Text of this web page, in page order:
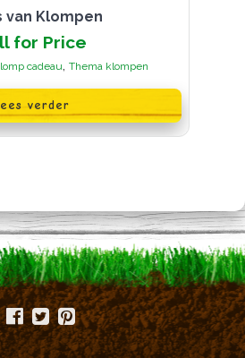
van Klompen
for Price
cadeau Thema klompen
verder